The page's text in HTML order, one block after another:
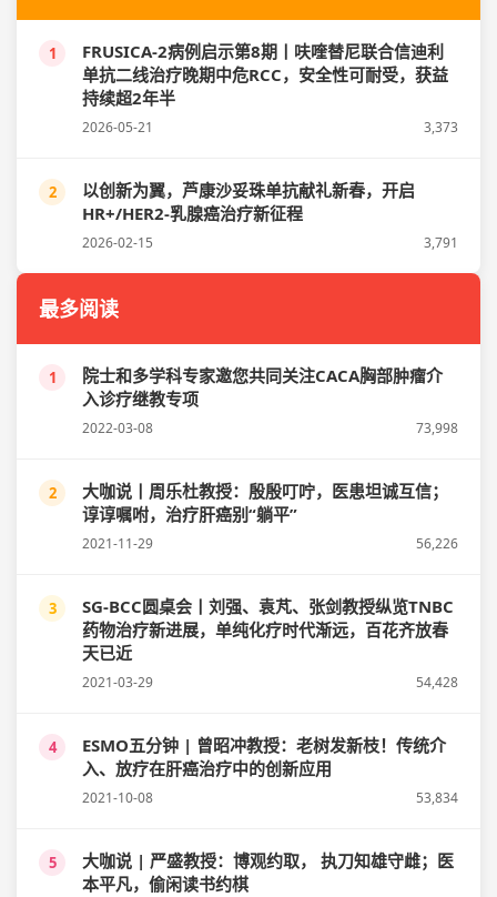
1
FRUSICA-2病例启示第8期丨呋喹替尼联合信迪利
单抗二线治疗晚期中危RCC，安全性可耐受，获益
持续超2年半
2026-05-21 3,373
2
以创新为翼，芦康沙妥珠单抗献礼新春，开启
HR+/HER2-乳腺癌治疗新征程
2026-02-15 3,791
最多阅读
1
院士和多学科专家邀您共同关注CACA胸部肿瘤介
入诊疗继教专项
2022-03-08 73,998
2
大咖说丨周乐杜教授：殷殷叮咛，医患坦诚互信；
谆谆嘱咐，治疗肝癌别“躺平”
2021-11-29 56,226
3
SG-BCC圆桌会丨刘强、袁芃、张剑教授纵览TNBC
药物治疗新进展，单纯化疗时代渐远，百花齐放春
天已近
2021-03-29 54,428
4
ESMO五分钟 | 曾昭冲教授：老树发新枝！传统介
入、放疗在肝癌治疗中的创新应用
2021-10-08 53,834
5
大咖说 | 严盛教授：博观约取， 执刀知雄守雌；医
本平凡，偷闲读书约棋